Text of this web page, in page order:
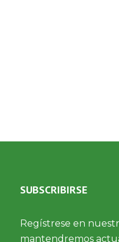
SUBSCRIBIRSE
Regístrese en
mantendremos